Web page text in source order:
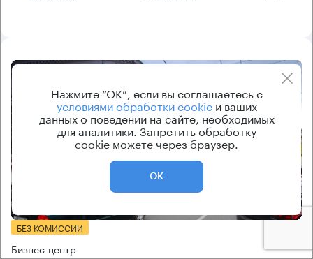
БЕЗ КОМИССИИ
Бизнес-центр
Нажмите “ОК”, если вы соглашаетесь с
условиями обработки cookieи ваших
данных о поведении на сайте, необходимых
для аналитики. Запретить обработку
cookie можете через браузер.
ОК